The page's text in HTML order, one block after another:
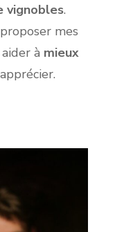
vignobles.
mes
à mieux